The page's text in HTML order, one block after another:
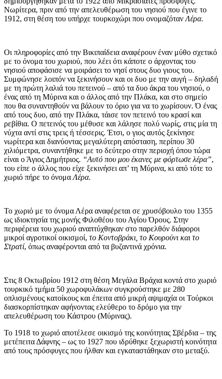
Νωρίτερα, πριν από την απελευθέρωση του νησιού που έγινε το
1912, στη θέση του υπήρχε τουρκοχώρι που ονομαζόταν Λέρα.
Οι πληροφορίες από την Βικιπαίδεια αναφέρουν έναν μύθο σχετικό
με το όνομα του χωριού, που λέει ότι κάποτε ο άρχοντας του
νησιού αποφάσισε να μοιράσει το νησί στους δυο γιους του.
Συμφώνησε λοιπόν να ξεκινήσουν και οι δυο με την αυγή – δηλαδή
με τη πρώτη λαλιά του πετεινού – από τα δυο άκρα του νησιού, ο
ένας από τη Μύρινα και ο άλλος από την Πλάκα, και στο σημείο
που θα συναντηθούν να βάλουν το όριο για να το χωρίσουν. Ό ένας
από τους δυο, από την Πλάκα, τάισε τον πετεινό του κρασί και
ρεβίθια. Ο πετεινός του μέθυσε και λάλησε πολύ νωρίς, στις μία τη
νύχτα αντί στις τρεις ή τέσσερις. Έτσι, ο γιος αυτός ξεκίνησε
νωρίτερα και διανύοντας μεγαλύτερη απόσταση, περίπου 30
χιλιόμετρα, συναντήθηκε με το δεύτερο στην περιοχή όπου τώρα
είναι ο Άγιος Δημήτριος. “Αυτό που μου έκανες με φόρτωσε λέρα”,
του είπε ο άλλος που είχε ξεκινήσει απ’ τη Μύρινα, κι από τότε το
χωριό πήρε το όνομα Λέρα.
Το χωριό με το όνομα Λέρα αναφέρεται σε χρυσόβουλο του 1355
ως ιδιοκτησία της μονής Φιλοθέου του Αγίου Όρους. Στην
περιφέρεια του χωριού αναπτύχθηκαν στο παρελθόν διάφοροι
μικροί αγροτικοί οικισμοί, το Κοντοβράκι, το Κουρούνι και το
Στρατί, όπως αναφέρονται από τα βυζαντινά χρόνια.
Στις 8 Οκτωβρίου 1912 στη θέση Μεγάλα Βράχια κοντά στο χωριό
τουρκικό τμήμα 50 χωροφυλάκων συγκρούστηκε με 280
οπλισμένους κατοίκους και έπειτα από μικρή αψιμαχία οι Τούρκοι
διασκορπίστηκαν αφήνοντας ελεύθερο το δρόμο για την
απελευθέρωση του Κάστρου (Μύρινας).
Το 1918 το χωριό αποτέλεσε οικισμό της κοινότητας Σβέρδια – της
μετέπειτα Δάφνης – ως το 1927 που ιδρύθηκε ξεχωριστή κοινότητα
από τους πρόσφυγες που ήλθαν και εγκαταστάθηκαν στο μεταξύ.